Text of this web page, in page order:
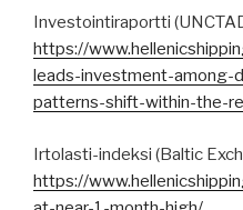
Investointiraportti
https://
leads-investment-among-
patterns-shift-within-the-
Irtolasti-indeksi (Baltic
https://